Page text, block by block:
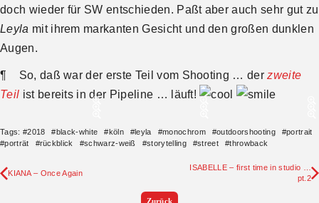
doch wieder für SW entschieden. Paßt aber auch sehr gut zu
Leyla mit ihrem markanten Gesicht und den großen dunklen
Augen.
¶ So, daß war der erste Teil vom Shooting … derzweite
Teil ist bereits in der Pipeline … läuft!
Tags: #2018 #black-white #köln #leyla #monochrom #outdoorshooting #portrait
#porträt #rückblick #schwarz-weiß #storytelling #street #throwback
ISABELLE – first time in studio …
pt.2
KIANA – Once Again
Zurück